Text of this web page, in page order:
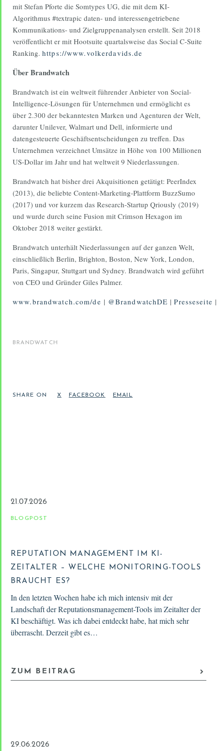
mit Stefan Pforte die Somtypes UG, die mit dem KI-
Algorithmus #textrapic daten- und interessengetriebene
Kommunikations- und Zielgruppenanalysen erstellt. Seit 2018
veröffentlicht er mit Hootsuite quartalsweise das Social C-Suite
Ranking. https://www.volkerdavids.de
Über Brandwatch
Brandwatch ist ein weltweit führender Anbieter von Social-
Intelligence-Lösungen für Unternehmen und ermöglicht es
über 2.300 der bekanntesten Marken und Agenturen der Welt,
darunter Unilever, Walmart und Dell, informierte und
datengesteuerte Geschäftsentscheidungen zu treffen. Das
Unternehmen verzeichnet Umsätze in Höhe von 100 Millionen
US-Dollar im Jahr und hat weltweit 9 Niederlassungen.
Brandwatch hat bisher drei Akquisitionen getätigt: PeerIndex
(2013), die beliebte Content-Marketing-Plattform BuzzSumo
(2017) und vor kurzem das Research-Startup Qriously (2019)
und wurde durch seine Fusion mit Crimson Hexagon im
Oktober 2018 weiter gestärkt.
Brandwatch unterhält Niederlassungen auf der ganzen Welt,
einschließlich Berlin, Brighton, Boston, New York, London,
Paris, Singapur, Stuttgart und Sydney. Brandwatch wird geführt
von CEO und Gründer Giles Palmer.
www.brandwatch.com/de | @BrandwatchDE |Presseseite |
BRANDWATCH
SHARE ON
21.07.2026
BLOGPOST
REPUTATION MANAGEMENT IM KI-
ZEITALTER – WELCHE MONITORING-TOOLS
BRAUCHT ES?
In den letzten Wochen habe ich mich intensiv mit der
Landschaft der Reputationsmanagement-Tools im Zeitalter der
KI beschäftigt. Was ich dabei entdeckt habe, hat mich sehr
überrascht. Derzeit gibt es…
ZUM BEITRAG
29.06.2026